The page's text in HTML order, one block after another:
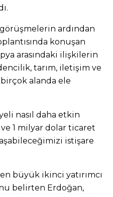
görüşmelerin ardından
konuşan
arasındaki ilişkilerin
tarım, iletişim ve
alanda ele
nasıl daha etkin
1 milyar dolar ticaret
istişare
büyük ikinci yatırımcı
belirten Erdoğan,